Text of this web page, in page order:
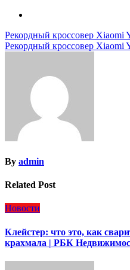
Навигация
по
Рекордный кроссовер Xiaomi
Рекордный кроссовер Xiaomi
By admin
Related Post
Новости
Клейстер: что это, как
крахмала | РБК